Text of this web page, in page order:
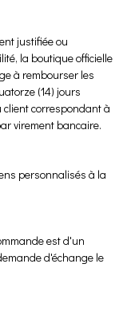
justifiée ou
la boutique officielle
à rembourser les
(14) jours
correspondant à
virement bancaire.
personnalisés à la
est d'un
d'échange le